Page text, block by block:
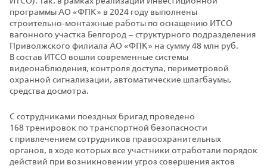
программы АО «ФПК» в 2024 году выполнены
строительно‑монтажные работы по оснащению ИТСО
вагонного участка Белгород – структурного подразделения
Приволжского филиала АО «ФПК» на сумму 48 млн руб.
В состав ИТСО вошли современные системы
видеонаблюдения, контроля доступа, периметровой
охранной сигнализации, автоматические шлагбаумы,
средства досмотра.
С сотрудниками поездных бригад проведено
168 тренировок по транспортной безопасности
с привлечением сотрудников правоохранительных
органов, в ходе которых все участники отработали порядок
действий при возникновении угроз совершения актов